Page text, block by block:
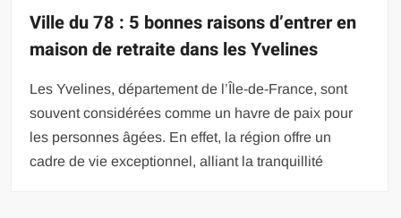
Ville du 78 : 5 bonnes raisons d’entrer en
maison de retraite dans les Yvelines
Les Yvelines, département de l’Île-de-France, sont
souvent considérées comme un havre de paix pour
les personnes âgées. En effet, la région offre un
cadre de vie exceptionnel, alliant la tranquillité